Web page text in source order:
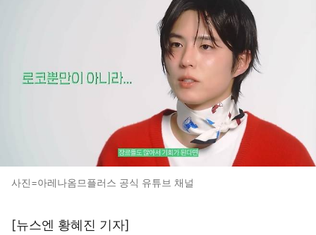
사진=아레나옴므플러스 공식 유튜브 채널
[뉴스엔 황혜진 기자]